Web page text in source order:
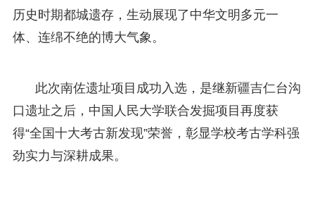
历史时期都城遗存，生动展现了中华文明多元一
体、连绵不绝的博大气象。
此次南佐遗址项目成功入选，是继新疆吉仁台沟
口遗址之后，中国人民大学联合发掘项目再度获
得“全国十大考古新发现”荣誉，彰显学校考古学科强
劲实力与深耕成果。